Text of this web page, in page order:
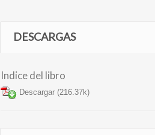
DESCARGAS
Indice del libro
Descargar (216.37k)